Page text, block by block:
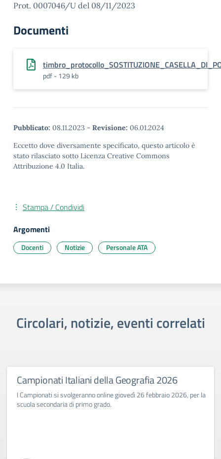
Prot. 0007046/U del 08/11/2023
Documenti
pdf - 129 kb
Pubblicato: 08.11.2023 - Revisione: 06.01.2024
Eccetto dove diversamente specificato, questo articolo è
stato rilasciato sotto Licenza Creative Commons
Attribuzione 4.0 Italia.
Stampa / Condividi
Argomenti
Docenti Notizie Personale ATA
Circolari, notizie, eventi correlati
Campionati Italiani della Geografia 2026
I Campionati si svolgeranno online giovedì 26 febbraio 2026, per la
scuola secondaria di primo grado.